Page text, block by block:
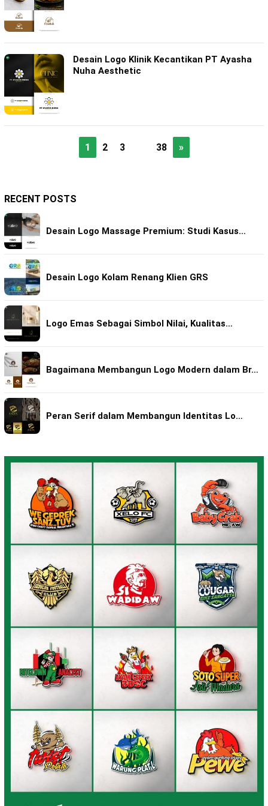
Desain Logo Klinik Kecantikan PT Ayasha
Nuha Aesthetic
1 2 3 38 »
RECENT POSTS
Desain Logo Massage Premium: Studi Kasus…
Desain Logo Kolam Renang Klien GRS
Logo Emas Sebagai Simbol Nilai, Kualitas…
Bagaimana Membangun Logo Modern dalam Br…
Peran Serif dalam Membangun Identitas Lo…